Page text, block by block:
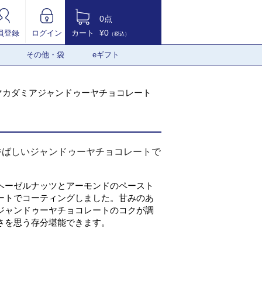
登録 ログイン カート
0点
¥0 （税込）
その他・袋 eギフト
カダミアジャンドゥーヤチョコレート
しいジャンドゥーヤチョコレートで
ーゼルナッツとアーモンドのペースト
トでコーティングしました。甘みのあ
ャンドゥーヤチョコレートのコクが調
思う存分堪能できます。